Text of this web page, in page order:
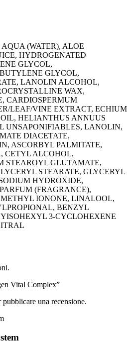
(WATER), ALOE
HYDROGENATED
GLYCOL,
GLYCOL,
LANOLIN ALCOHOL,
WAX,
CARDIOSPERMUM
LEAF/VINE EXTRACT, ECHIUM
HELIANTHUS ANNUUS
UNSAPONIFIABLES, LANOLIN,
DIACETATE,
ASCORBYL PALMITATE,
CETYL ALCOHOL,
STEAROYL GLUTAMATE,
STEARATE, GLYCERYL
HYDROXIDE,
(FRAGRANCE),
IONONE, LINALOOL,
BENZYL
3-CYCLOHEXENE
Vital Complex”
pubblicare una recensione.